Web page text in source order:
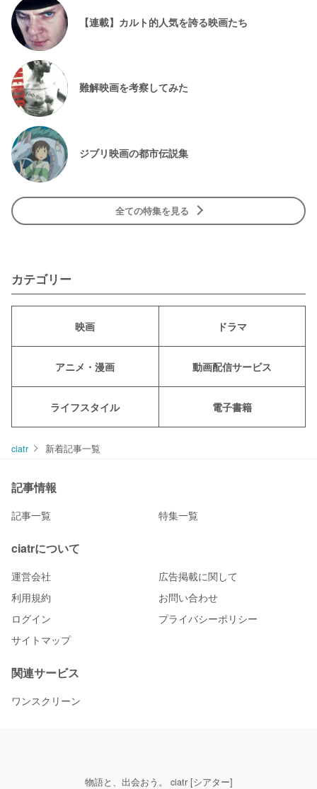
【連載】カルト的人気を誇る映画たち
難解映画を考察してみた
ジブリ映画の都市伝説集
全ての特集を見る
カテゴリー
映画 ドラマ
アニメ・漫画 動画配信サービス
ライフスタイル 電子書籍
ciatr 新着記事一覧
記事情報
記事一覧 特集一覧
ciatrについて
運営会社
広告掲載に関して
利用規約
お問い合わせ
ログイン
プライバシーポリシー
サイトマップ
関連サービス
ワンスクリーン
物語と、出会おう。 ciatr [シアター]